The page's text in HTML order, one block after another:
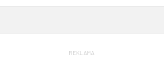
REKLAMA